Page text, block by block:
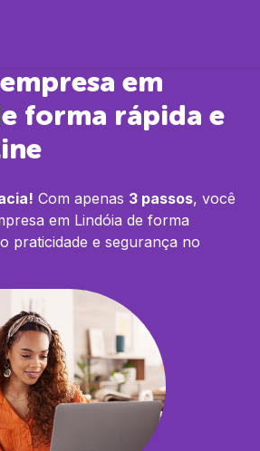
em
forma rápida e
Com apenas 3 passos, você
em Lindóia de forma
praticidade e segurança no